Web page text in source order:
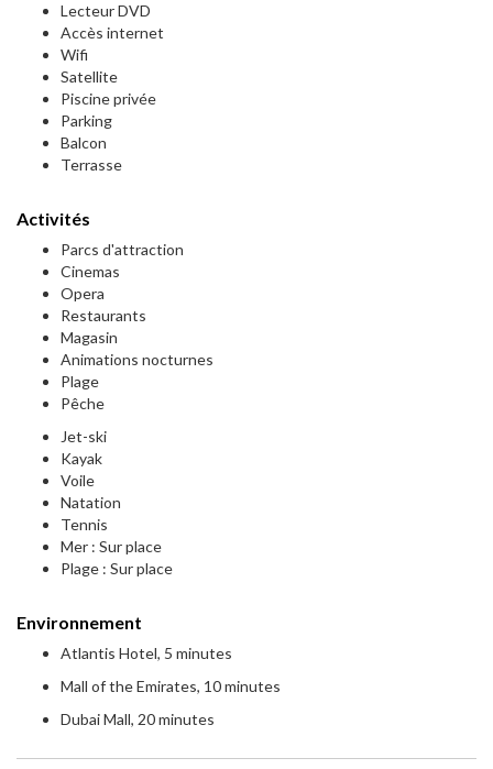
Lecteur DVD
Accès internet
Wifi
Satellite
Piscine privée
Parking
Balcon
Terrasse
Activités
Parcs d'attraction
Cinemas
Opera
Restaurants
Magasin
Animations nocturnes
Plage
Pêche
Jet-ski
Kayak
Voile
Natation
Tennis
Mer : Sur place
Plage : Sur place
Environnement
Atlantis Hotel, 5 minutes
Mall of the Emirates, 10 minutes
Dubai Mall, 20 minutes